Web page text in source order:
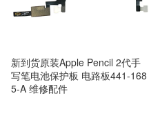
新到货原装Apple Pencil 2代手
写笔电池保护板 电路板441-168
5-A 维修配件